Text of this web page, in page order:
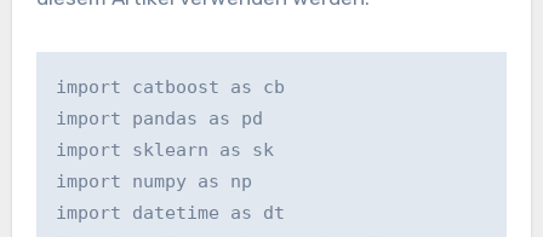
import catboost as cb
import pandas as pd
import sklearn as sk
import numpy as np
import datetime as dt